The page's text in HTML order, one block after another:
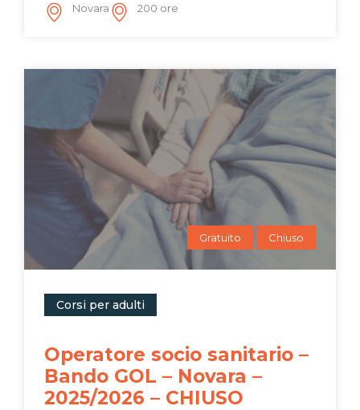
Novara 200 ore
Gratuito Chiuso
Corsi per adulti
Operatore socio sanitario –
Bando GOL – Novara –
2025/2026 – CHIUSO